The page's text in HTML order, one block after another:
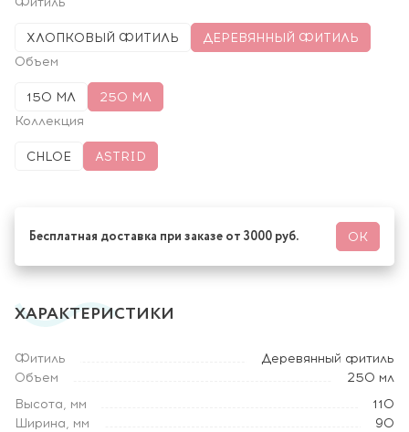
ХЛОПКОВЫЙ ФИТИЛЬ
ДЕРЕВЯННЫЙ ФИТИЛЬ
Объем
150 МЛ
250 МЛ
Коллекция
CHLOE ASTRID
Бесплатная доставка при заказе от 3000 руб. ОК
ХАРАКТЕРИСТИКИ
Фитиль
Деревянный фитиль
Объем
250 мл
Высота, мм
110
Ширина, мм
90